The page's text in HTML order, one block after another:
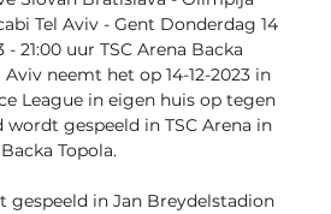
Tel Aviv - Gent Donderdag 14
21:00 uur TSC Arena Backa
Aviv neemt het op 14-12-2023 in
League in eigen huis op tegen
gespeeld in TSC Arena in
Backa Topola.
gespeeld in Jan Breydelstadion